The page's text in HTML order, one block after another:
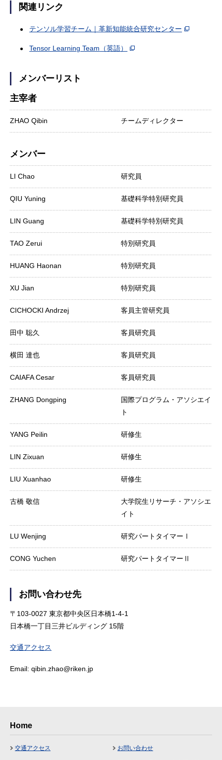
関連リンク
テンソル学習チーム｜革新知能統合研究センター
Tensor Learning Team （英語）
メンバーリスト
主宰者
ZHAO Qibin チームディレクター
メンバー
LI Chao 研究員
QIU Yuning 基礎科学特別研究員
LIN Guang 基礎科学特別研究員
TAO Zerui 特別研究員
HUANG Haonan 特別研究員
XU Jian 特別研究員
CICHOCKI Andrzej 客員主管研究員
田中 聡久 客員研究員
横田 達也 客員研究員
CAIAFA Cesar 客員研究員
ZHANG Dongping
国際プログラム・アソシエイ
ト
YANG Peilin 研修生
LIN Zixuan 研修生
LIU Xuanhao 研修生
古橋 敬信
大学院生リサーチ・アソシエ
イト
LU Wenjing 研究パートタイマーⅠ
CONG Yuchen 研究パートタイマーⅡ
お問い合わせ先
〒103-0027 東京都中央区日本橋1-4-1
日本橋一丁目三井ビルディング 15階
交通アクセス
Email: qibin.zhao@riken.jp
Home
交通アクセス お問い合わせ